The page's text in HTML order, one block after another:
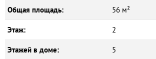
Общая площадь: 56 м²
Этаж: 2
Этажей в доме: 5